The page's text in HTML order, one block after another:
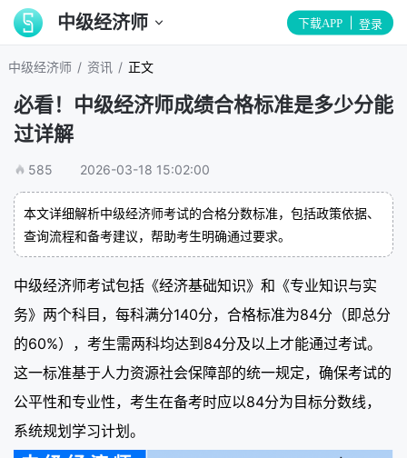
中级经济师 下载APP 登录
中级经济师 / 资讯 / 正文
必看！中级经济师成绩合格标准是多少分能
过详解
585 2026-03-18 15:02:00
本文详细解析中级经济师考试的合格分数标准，包括政策依据、
查询流程和备考建议，帮助考生明确通过要求。
中级经济师考试包括《经济基础知识》和《专业知识与实
务》两个科目，每科满分140分，合格标准为84分（即总分
的60%），考生需两科均达到84分及以上才能通过考试。
这一标准基于人力资源社会保障部的统一规定，确保考试的
公平性和专业性，考生在备考时应以84分为目标分数线，
系统规划学习计划。